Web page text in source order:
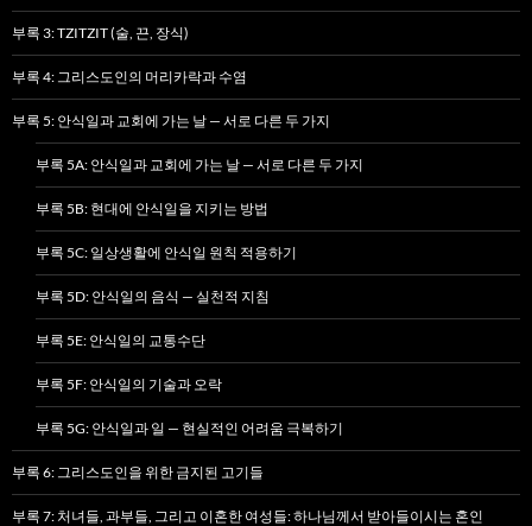
부록 3: TZITZIT (술, 끈, 장식)
부록 4: 그리스도인의 머리카락과 수염
부록 5: 안식일과 교회에 가는 날 — 서로 다른 두 가지
부록 5A: 안식일과 교회에 가는 날 — 서로 다른 두 가지
부록 5B: 현대에 안식일을 지키는 방법
부록 5C: 일상생활에 안식일 원칙 적용하기
부록 5D: 안식일의 음식 — 실천적 지침
부록 5E: 안식일의 교통수단
부록 5F: 안식일의 기술과 오락
부록 5G: 안식일과 일 — 현실적인 어려움 극복하기
부록 6: 그리스도인을 위한 금지된 고기들
부록 7: 처녀들, 과부들, 그리고 이혼한 여성들: 하나님께서 받아들이시는 혼인